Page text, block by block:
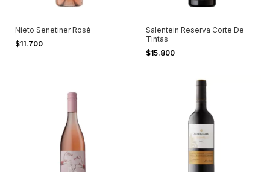
Nieto Senetiner Rosè
$11.700
Salentein Reserva Corte De
Tintas
$15.800